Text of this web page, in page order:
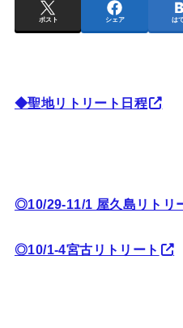
ポスト シェア は
◆聖地リトリート日程
◎10/29-11/1 屋久島リトリ
◎10/1-4宮古リトリート